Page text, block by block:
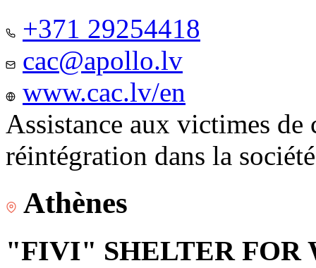
+371 29254418
cac@apollo.lv
www.cac.lv/en
Assistance aux victimes
réintégration dans la
Athènes
"FIVI" SHELTER FOR